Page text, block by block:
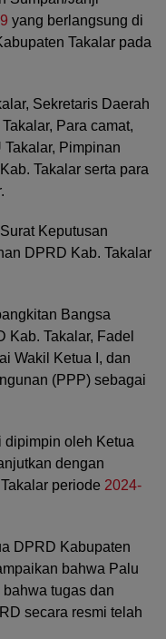
yang berlangsung di
Takalar pada
Sekretaris Daerah
Para camat,
Takalar, Pimpinan
Takalar serta para
Keputusan
DPRD Kab. Takalar
Bangsa
Takalar, Fadel
Wakil Ketua I, dan
(PPP) sebagai
dipimpin oleh Ketua
dengan
periode 2024-
DPRD Kabupaten
bahwa Palu
tugas dan
secara resmi telah